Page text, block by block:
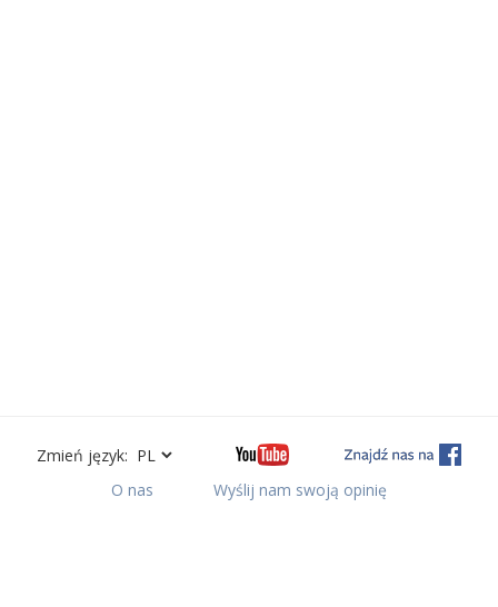
Zmień język:
O nas
Wyślij nam swoją opinię